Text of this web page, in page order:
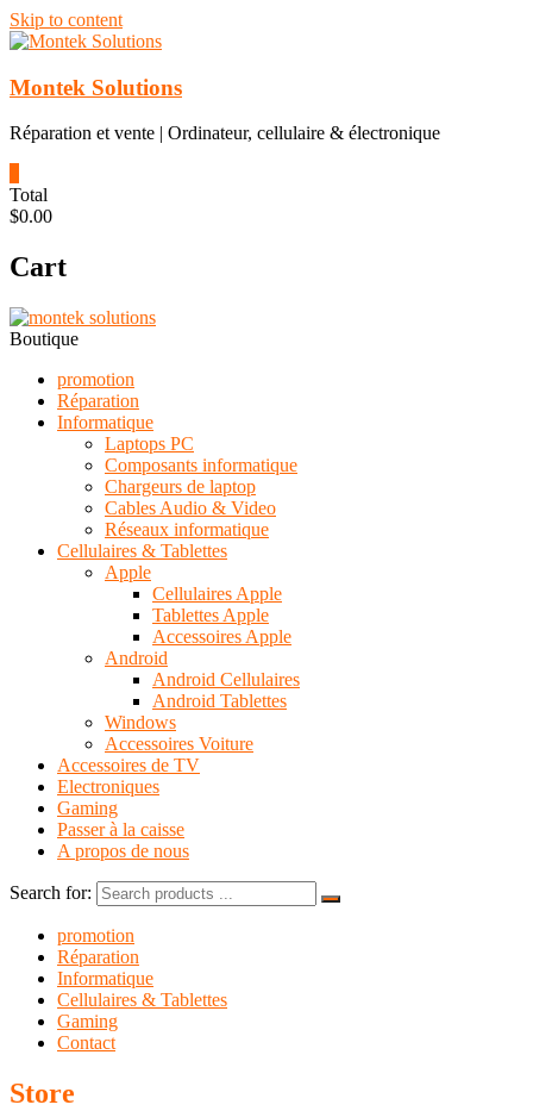
Skip to content
Montek Solutions
Réparation et vente | Ordinateur, cellulaire & électronique
Total
$0.00
Cart
Boutique
promotion
Réparation
Informatique
Laptops PC
Composants informatique
Chargeurs de laptop
Cables Audio & Video
Réseaux informatique
Cellulaires & Tablettes
Apple
Cellulaires Apple
Tablettes Apple
Accessoires Apple
Android
Android Cellulaires
Android Tablettes
Windows
Accessoires Voiture
Accessoires de TV
Electroniques
Gaming
Passer à la caisse
A propos de nous
Search for:
promotion
Réparation
Informatique
Cellulaires & Tablettes
Gaming
Contact
Store